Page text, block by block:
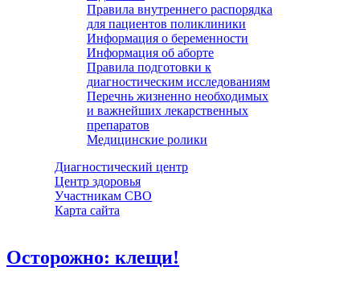
Правила внутреннего распорядка
для пациентов поликлиники
Информация о беременности
Информация об аборте
Правила подготовки к
диагностическим исследованиям
Перечнь жизненно необходимых
и важнейших лекарственных
препаратов
Медицинские ролики
Диагностический центр
Центр здоровья
Участникам СВО
Карта сайта
Осторожно: клещи!